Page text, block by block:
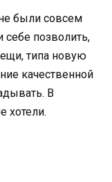
были совсем
позволить,
типа новую
качественной
В
хотели.